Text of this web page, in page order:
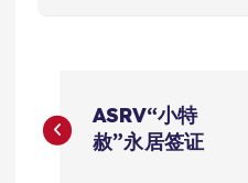
章
ASRV“小特
赦”永居签证